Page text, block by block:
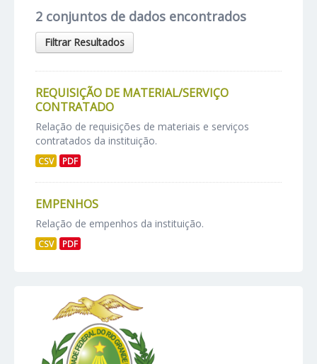
2 conjuntos de dados encontrados
Filtrar Resultados
REQUISIÇÃO DE MATERIAL/SERVIÇO
CONTRATADO
Relação de requisições de materiais e serviços
contratados da instituição.
CSV PDF
EMPENHOS
Relação de empenhos da instituição.
CSV PDF